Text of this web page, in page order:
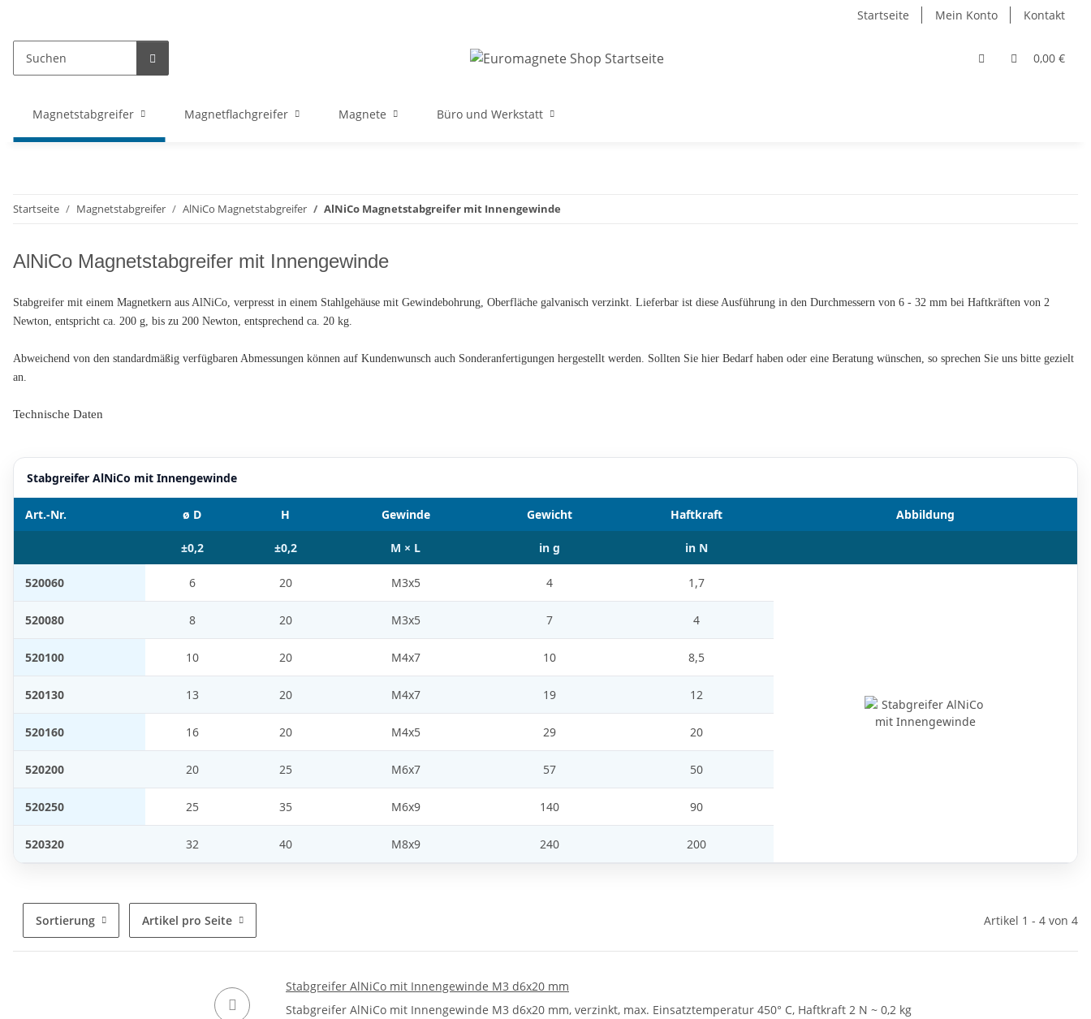
Startseite Mein Konto Kontakt
0,00 €
Magnetstabgreifer Magnetflachgreifer Magnete Büro und Werkstatt
Startseite Magnetstabgreifer AlNiCo Magnetstabgreifer AlNiCo Magnetstabgreifer mit Innengewinde
AlNiCo Magnetstabgreifer mit Innengewinde
Stabgreifer mit einem Magnetkern aus AlNiCo, verpresst in einem Stahlgehäuse mit Gewindebohrung, Oberfläche galvanisch verzinkt. Lieferbar ist diese Ausführung in den Durchmessern von 6 - 32 mm bei Haftkräften von 2
Newton, entspricht ca. 200 g, bis zu 200 Newton, entsprechend ca. 20 kg.
Abweichend von den standardmäßig verfügbaren Abmessungen können auf Kundenwunsch auch Sonderanfertigungen hergestellt werden. Sollten Sie hier Bedarf haben oder eine Beratung wünschen, so sprechen Sie uns bitte gezielt
an.
Technische Daten
Stabgreifer AlNiCo mit Innengewinde
Art.-Nr. ø D H Gewinde Gewicht Haftkraft Abbildung
±0,2 ±0,2 M × L in g in N
520060 6 20 M3x5 4 1,7
520080 8 20 M3x5 7 4
520100 10 20 M4x7 10 8,5
520130 13 20 M4x7 19 12
520160 16 20 M4x5 29 20
520200 20 25 M6x7 57 50
520250 25 35 M6x9 140 90
520320 32 40 M8x9 240 200
Sortierung Artikel pro Seite Artikel 1 - 4 von 4
Stabgreifer AlNiCo mit Innengewinde M3 d6x20 mm
Stabgreifer AlNiCo mit Innengewinde M3 d6x20 mm, verzinkt, max. Einsatztemperatur 450° C, Haftkraft 2 N ~ 0,2 kg